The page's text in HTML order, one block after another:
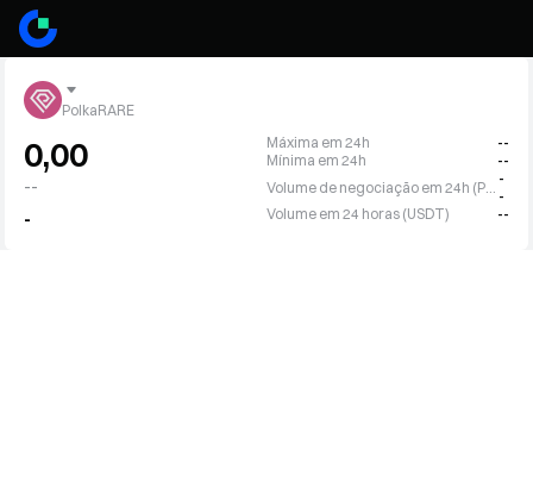
PolkaRARE
0,00
--
-
Máxima em 24h
--
Mínima em 24h
--
-
-
Volume em 24 horas (USDT)
--